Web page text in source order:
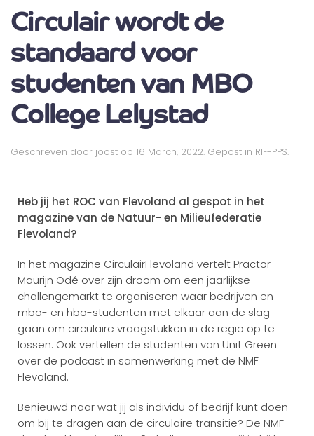
Circulair wordt de
standaard voor
studenten van MBO
College Lelystad
Geschreven door joost op 16 March, 2022. Gepost in RIF-PPS.
Heb jij het ROC van Flevoland al gespot in het
magazine van de Natuur- en Milieufederatie
Flevoland?
In het magazine CirculairFlevoland vertelt Practor
Maurijn Odé over zijn droom om een jaarlijkse
challengemarkt te organiseren waar bedrijven en
mbo- en hbo-studenten met elkaar aan de slag
gaan om circulaire vraagstukken in de regio op te
lossen. Ook vertellen de studenten van Unit Green
over de podcast in samenwerking met de NMF
Flevoland.
Benieuwd naar wat jij als individu of bedrijf kunt doen
om bij te dragen aan de circulaire transitie? De NMF